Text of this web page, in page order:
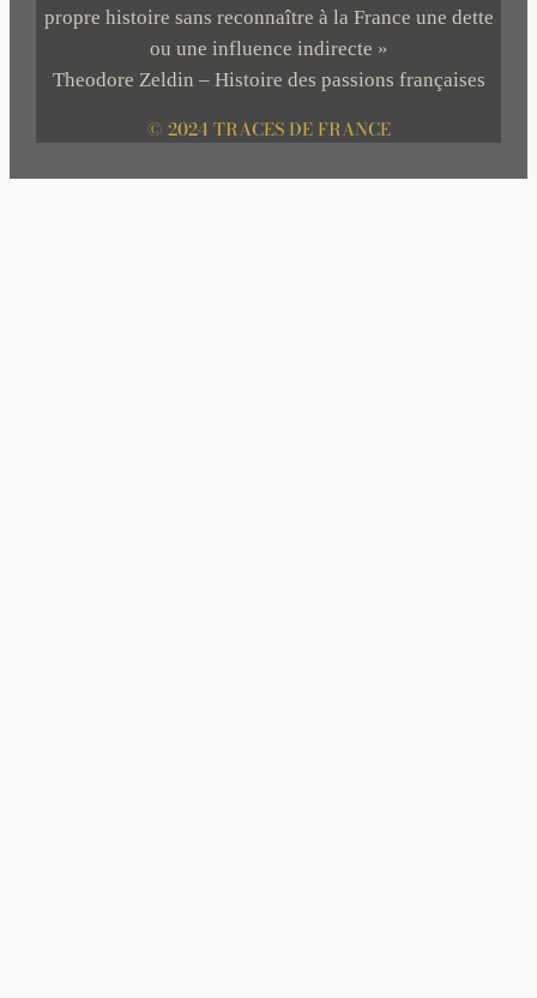
propre histoire sans reconnaître à la France une dette
ou une influence indirecte »
Theodore Zeldin – Histoire des passions françaises
© 2024 TRACES DE FRANCE